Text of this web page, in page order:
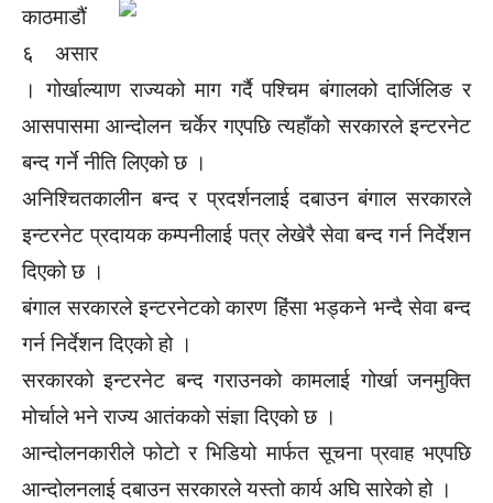
काठमाडौं
६ असार
। गोर्खाल्याण राज्यको माग गर्दै पश्चिम बंगालको दार्जिलिङ र
आसपासमा आन्दोलन चर्केर गएपछि त्यहाँको सरकारले इन्टरनेट
बन्द गर्ने नीति लिएको छ ।
अनिश्चितकालीन बन्द र प्रदर्शनलाई दबाउन बंगाल सरकारले
इन्टरनेट प्रदायक कम्पनीलाई पत्र लेखेरै सेवा बन्द गर्न निर्देशन
दिएको छ ।
बंगाल सरकारले इन्टरनेटको कारण हिंसा भड्कने भन्दै सेवा बन्द
गर्न निर्देशन दिएको हो ।
सरकारको इन्टरनेट बन्द गराउनको कामलाई गोर्खा जनमुक्ति
मोर्चाले भने राज्य आतंकको संज्ञा दिएको छ ।
आन्दोलनकारीले फोटो र भिडियो मार्फत सूचना प्रवाह भएपछि
आन्दोलनलाई दबाउन सरकारले यस्तो कार्य अघि सारेको हो ।